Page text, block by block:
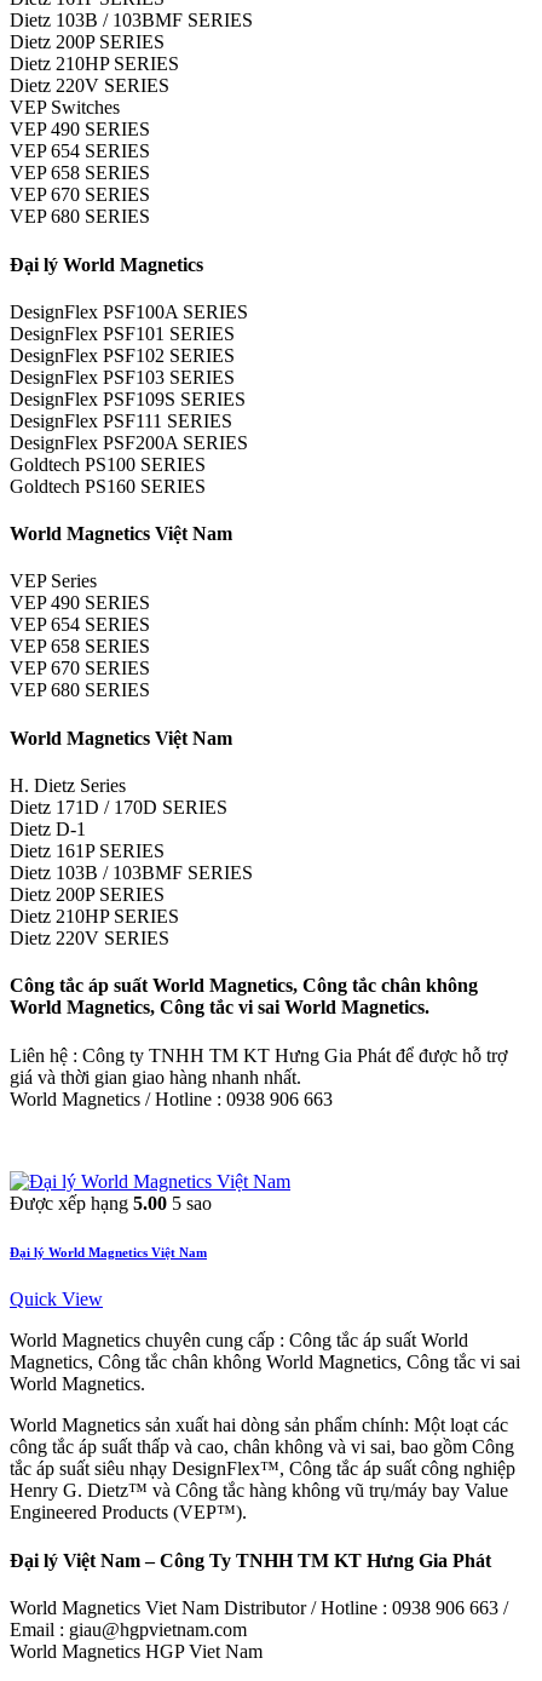
Dietz 103B / 103BMF SERIES
Dietz 200P SERIES
Dietz 210HP SERIES
Dietz 220V SERIES
VEP Switches
VEP 490 SERIES
VEP 654 SERIES
VEP 658 SERIES
VEP 670 SERIES
VEP 680 SERIES
Đại lý World Magnetics
DesignFlex PSF100A SERIES
DesignFlex PSF101 SERIES
DesignFlex PSF102 SERIES
DesignFlex PSF103 SERIES
DesignFlex PSF109S SERIES
DesignFlex PSF111 SERIES
DesignFlex PSF200A SERIES
Goldtech PS100 SERIES
Goldtech PS160 SERIES
World Magnetics Việt Nam
VEP Series
VEP 490 SERIES
VEP 654 SERIES
VEP 658 SERIES
VEP 670 SERIES
VEP 680 SERIES
World Magnetics Việt Nam
H. Dietz Series
Dietz 171D / 170D SERIES
Dietz D-1
Dietz 161P SERIES
Dietz 103B / 103BMF SERIES
Dietz 200P SERIES
Dietz 210HP SERIES
Dietz 220V SERIES
Công tắc áp suất World Magnetics, Công tắc chân không
World Magnetics, Công tắc vi sai World Magnetics.
Liên hệ : Công ty TNHH TM KT Hưng Gia Phát để được hỗ trợ
giá và thời gian giao hàng nhanh nhất.
World Magnetics / Hotline : 0938 906 663
Được xếp hạng 5.00 5 sao
Đại lý World Magnetics Việt Nam
Quick View
World Magnetics chuyên cung cấp : Công tắc áp suất World
Magnetics, Công tắc chân không World Magnetics, Công tắc vi sai
World Magnetics.
World Magnetics sản xuất hai dòng sản phẩm chính: Một loạt các
công tắc áp suất thấp và cao, chân không và vi sai, bao gồm Công
tắc áp suất siêu nhạy DesignFlex™, Công tắc áp suất công nghiệp
Henry G. Dietz™ và Công tắc hàng không vũ trụ/máy bay Value
Engineered Products (VEP™).
Đại lý Việt Nam – Công Ty TNHH TM KT Hưng Gia Phát
World Magnetics Viet Nam Distributor / Hotline : 0938 906 663 /
Email : giau@hgpvietnam.com
World Magnetics HGP Viet Nam